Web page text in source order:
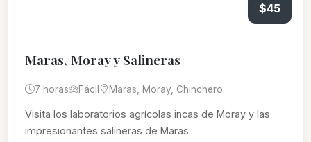
$45
Maras, Moray y Salineras
7 horas Fácil Maras, Moray, Chinchero
Visita los laboratorios agrícolas incas de Moray y las
impresionantes salineras de Maras.